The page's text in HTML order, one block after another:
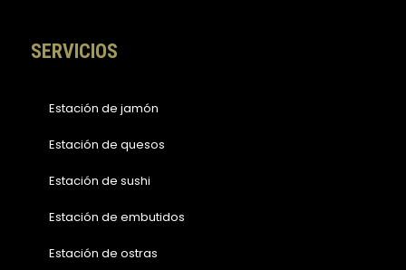
SERVICIOS
Estación de jamón
Estación de quesos
Estación de sushi
Estación de embutidos
Estación de ostras